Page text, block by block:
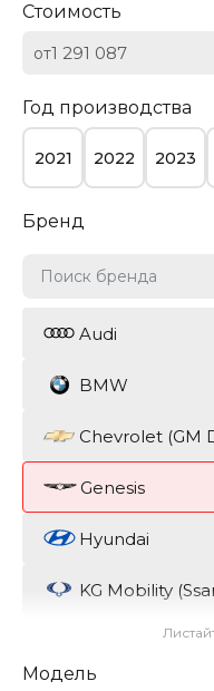
Стоимость
от
Год производства
2021 2022 2023
Бренд
Audi
BMW
Chevrolet (GM
Genesis
Hyundai
KG Mobility
Модель